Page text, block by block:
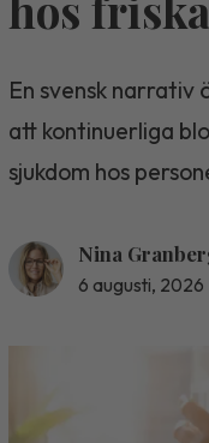
En svensk narrativ
att kontinuerliga
sjukdom hos
Nina
6 augusti, 2026